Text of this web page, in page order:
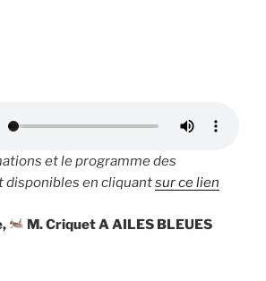
et le programme des
disponibles en cliquantsur ce lien
M. Criquet A AILES BLEUES